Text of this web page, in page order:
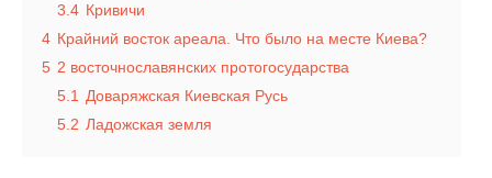
3.4 Кривичи
4 Крайний восток ареала. Что было на месте Киева?
5 2 восточнославянских протогосударства
5.1
Доваряжская Киевская Русь
5.2 Ладожская земля